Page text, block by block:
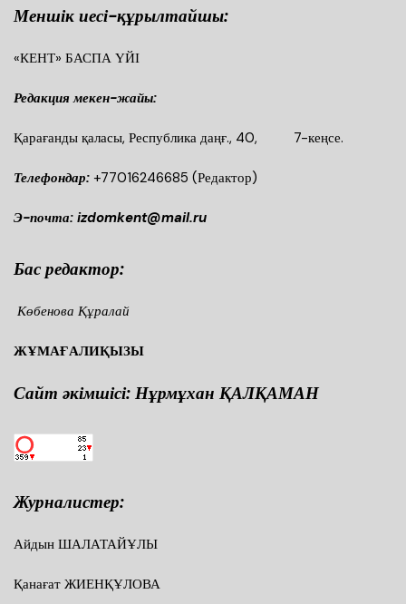
Меншік иесі-құрылтайшы:
«КЕНТ» БАСПА ҮЙІ
Редакция мекен-жайы:
Қарағанды қаласы, Республика даңғ., 40, 7-кеңсе.
Телефондар: +77016246685 (Редактор)
Э-почта: izdomkent@mail.ru
Бас редактор:
Көбенова Құралай
ЖҰМАҒАЛИҚЫЗЫ
Сайт әкімшісі: Нұрмұхан ҚАЛҚАМАН
Журналистер:
Айдын ШАЛАТАЙҰЛЫ
Қанағат ЖИЕНҚҰЛОВА